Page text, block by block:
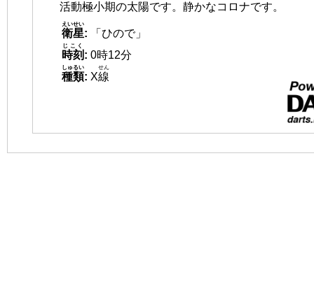
活動極小期の太陽です。静かなコロナです。
衛星
えいせい
:
「ひので」
時刻
じこく
: 0時12分
種類
しゅるい
: X線
せん